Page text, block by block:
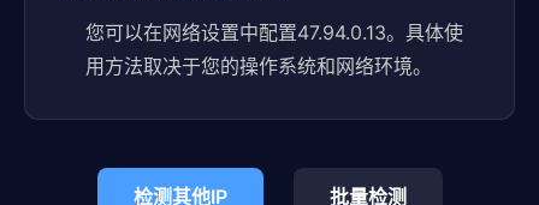
您可以在网络设置中配置47.94.0.13。具体使
用方法取决于您的操作系统和网络环境。
检测其他IP 批量检测